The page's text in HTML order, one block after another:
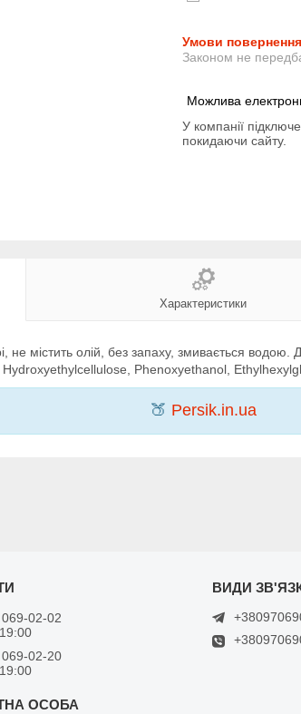
Законом не
У компанії
покидаючи сайту.
Характеристики
не містить олій, без запаху, змивається
Phenoxyethanol,
🍑 Persik.in.ua
02-02
02-20